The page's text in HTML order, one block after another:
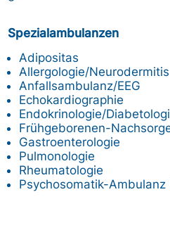
Spezialambulanzen
Adipositas
Allergologie/Neurodermitis
Anfallsambulanz/EEG
Echokardiographie
Endokrinologie/
Frühgeborenen-
Gastroenterologie
Pulmonologie
Rheumatologie
Psychosomatik-